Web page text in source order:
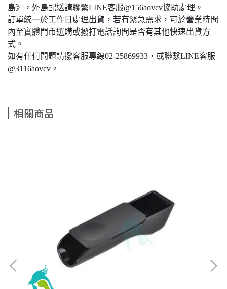
島》，外島配送請聯繫LINE客服@156aovcv協助處理。
訂單統一於工作日處理出貨，若有緊急需求，可於營業時間
內至實體門市選購或撥打電話詢問是否有其他快速出貨方
式。
如有任何問題請撥客服專線02-25869933，或聯繫LINE客服
@3116aovcv。
相關商品